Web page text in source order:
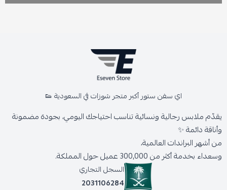
اي سفن ستور أكبر متجر شوزات في السعودية 👟
يقدّم ملابس رجالية ونسائية تناسب احتياجك اليومي، بجودة مضمونة
وأناقة دائمة ✨
من أشهر البراندات العالمية،
وسعداء بخدمة أكثر من 300,000 عميل حول المملكة.
السجل التجاري
2031106284